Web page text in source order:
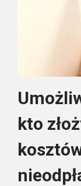
kto